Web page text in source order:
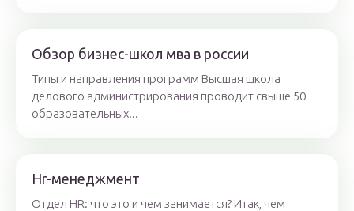
Обзор бизнес-школ мва в россии
Типы и направления программ Высшая школа
делового администрирования проводит свыше 50
образовательных...
Hr-менеджмент
Отдел HR: что это и чем занимается? Итак, чем